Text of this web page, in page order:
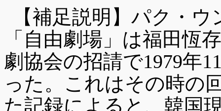
【補足説明】パク・
「自由劇場」は福田恆
劇協会の招請で1979年
った。これはその時の
た記録によると、韓国